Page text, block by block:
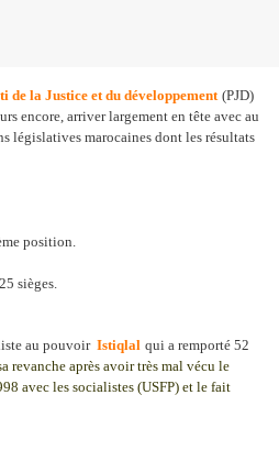
de la Justice et du développement (PJD)
encore, arriver largement en tête avec au
législatives marocaines dont les résultats
position.
sièges.
au pouvoir Istiqlal qui a remporté 52
revanche après avoir très mal vécu le
avec les socialistes (USFP) et le fait